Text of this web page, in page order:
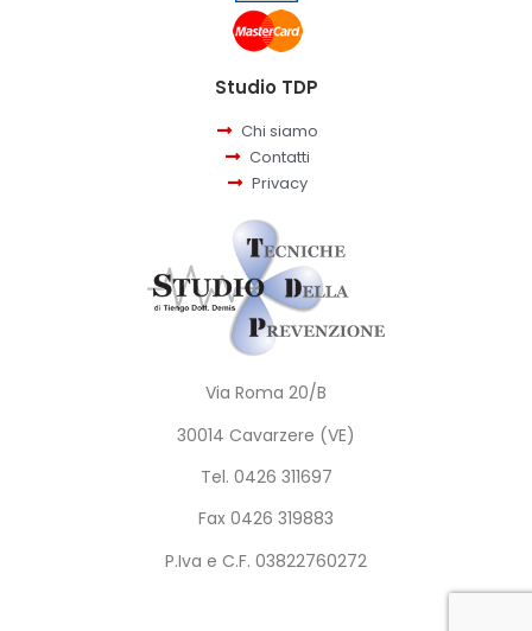
Studio TDP
Chi siamo
Contatti
Privacy
Via Roma 20/B
30014 Cavarzere (VE)
Tel. 0426 311697
Fax 0426 319883
P.Iva e C.F. 03822760272